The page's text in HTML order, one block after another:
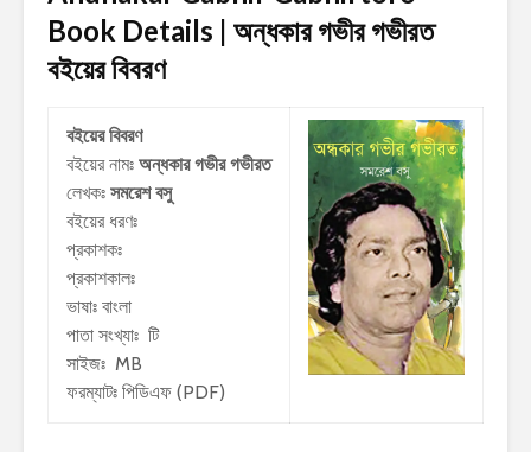
Book Details | অন্ধকার গভীর গভীরত
বইয়ের বিবরণ
বইয়ের বিবরণ
বইয়ের নামঃ অন্ধকার গভীর গভীরত
লেখকঃ সমরেশ বসু
বইয়ের ধরণঃ
প্রকাশকঃ
প্রকাশকালঃ
ভাষাঃ বাংলা
পাতা সংখ্যাঃ টি
সাইজঃ MB
ফরম্যাটঃ পিডিএফ (PDF)